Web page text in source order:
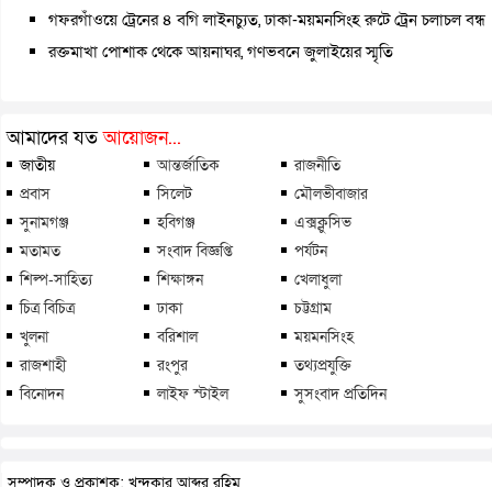
গফরগাঁওয়ে ট্রেনের ৪ বগি লাইনচ্যুত, ঢাকা-ময়মনসিংহ রুটে ট্রেন চলাচল বন্ধ
রক্তমাখা পোশাক থেকে আয়নাঘর, গণভবনে জুলাইয়ের স্মৃতি
আমাদের যতআয়োজন...
জাতীয় আন্তর্জাতিক
রাজনীতি
প্রবাস
সিলেট
মৌলভীবাজার
সুনামগঞ্জ
হবিগঞ্জ
এক্সক্লুসিভ
মতামত
সংবাদ বিজ্ঞপ্তি
পর্যটন
শিল্প-সাহিত্য
শিক্ষাঙ্গন
খেলাধুলা
চিত্র বিচিত্র
ঢাকা
চট্টগ্রাম
খুলনা
বরিশাল
ময়মনসিংহ
রাজশাহী
রংপুর
তথ্যপ্রযুক্তি
বিনোদন
লাইফ স্টাইল সুসংবাদ প্রতিদিন
সম্পাদক ও প্রকাশক: খন্দকার আব্দুর রহিম